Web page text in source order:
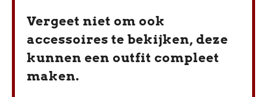
Vergeet niet om ook
accessoires te bekijken, deze
kunnen een outfit compleet
maken.